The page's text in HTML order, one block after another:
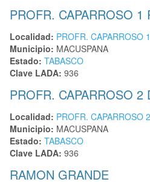
PROFR. CAPARROSO 1
Localidad: PROFR. CAPARROSO
Municipio: MACUSPANA
Estado: TABASCO
Clave LADA: 936
PROFR. CAPARROSO 2
Localidad: PROFR. CAPARROSO
Municipio: MACUSPANA
Estado: TABASCO
Clave LADA: 936
RAMON GRANDE